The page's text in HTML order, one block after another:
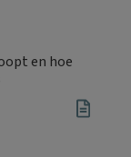
en hoe